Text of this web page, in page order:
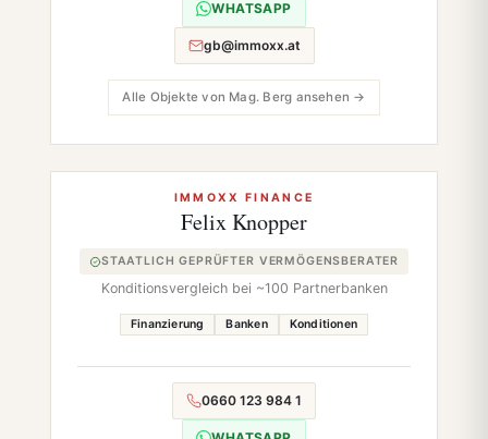
WHATSAPP
gb@immoxx.at
Alle Objekte von Mag. Berg ansehen →
IMMOXX FINANCE
Felix Knopper
STAATLICH GEPRÜFTER VERMÖGENSBERATER
Konditionsvergleich bei ~100 Partnerbanken
Finanzierung Banken Konditionen
0660 123 984 1